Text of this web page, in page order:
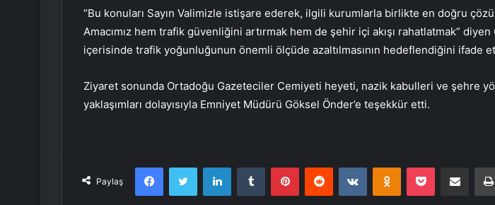
“Bu konuları Sayın Valimizle istişare ederek, ilgili kurumlarla birlikte en doğru
Amacımız hem trafik güvenliğini artırmak hem de şehir içi akışı rahatlatmak” diyen
içerisinde trafik yoğunluğunun önemli ölçüde azaltılmasının hedeflendiğini ifade
Ziyaret sonunda Ortadoğu Gazeteciler Cemiyeti heyeti, nazik kabulleri ve şehre
yaklaşımları dolayısıyla Emniyet Müdürü Göksel Önder’e teşekkür etti.
Paylaş
FacebookTwitter LinkedInTumblr PinterestReddit VKontakteOdnoklassniki
Pocket E-Posta ile paylaş